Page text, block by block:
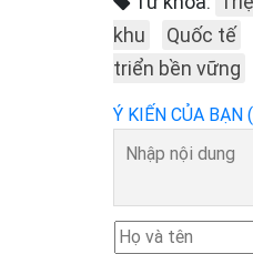
khu
Quốc tế
triển bền vững
Ý KIẾN CỦA